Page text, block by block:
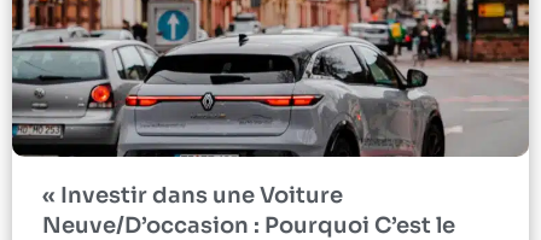
« Investir dans une Voiture
Neuve/D’occasion : Pourquoi C’est le